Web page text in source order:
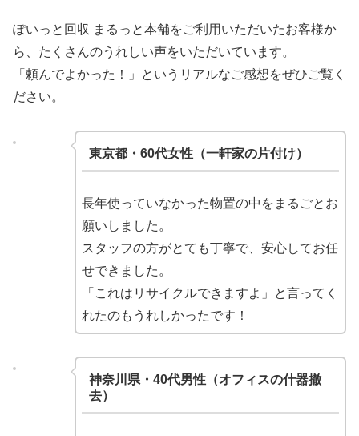
ぽいっと回収 まるっと本舗をご利用いただいたお客様か
ら、たくさんのうれしい声をいただいています。
「頼んでよかった！」というリアルなご感想をぜひご覧く
ださい。
東京都・60代女性（一軒家の片付け）
長年使っていなかった物置の中をまるごとお
願いしました。
スタッフの方がとても丁寧で、安心してお任
せできました。
「これはリサイクルできますよ」と言ってく
れたのもうれしかったです！
神奈川県・40代男性（オフィスの什器撤
去）